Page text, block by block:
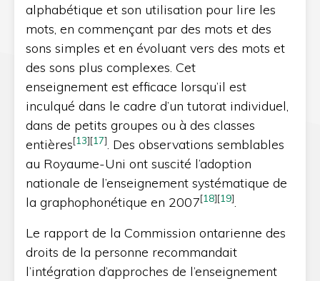
alphabétique et son utilisation pour lire les
mots, en commençant par des mots et des
sons simples et en évoluant vers des mots et
des sons plus complexes. Cet
enseignement est efficace lorsqu’il est
inculqué dans le cadre d’un tutorat individuel,
dans de petits groupes ou à des classes
entières[13][17]. Des observations semblables
au Royaume-Uni ont suscité l’adoption
nationale de l’enseignement systématique de
la graphophonétique en 2007[18][19].
Le rapport de la Commission ontarienne des
droits de la personne recommandait
l’intégration d’approches de l’enseignement